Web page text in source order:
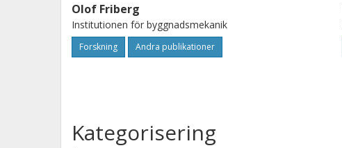
Olof Friberg
Institutionen för byggnadsmekanik
Forskning Andra publikationer
Kategorisering